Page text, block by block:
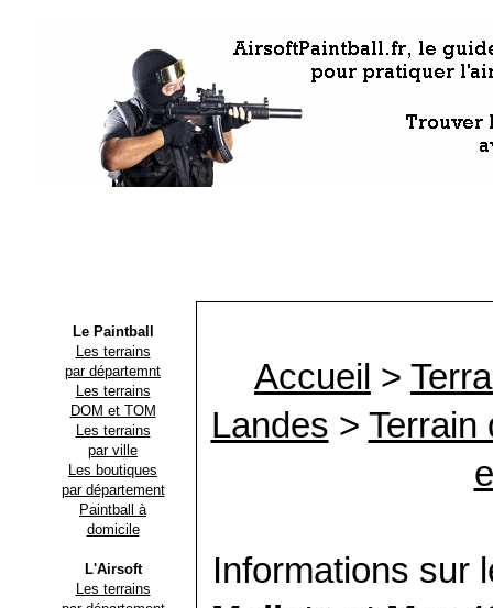
Le Paintball
Les terrains
par départemnt
Les terrains
DOM et TOM
Les terrains
par ville
Les boutiques
par département
Paintball à
domicile
L'Airsoft
Les terrains
Accueil >
Landes > Terrain
Informations sur